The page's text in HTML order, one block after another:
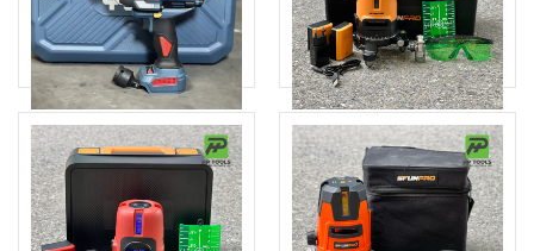
Thêm giỏ hàng Thêm giỏ hàng
Máy vặn bu lông dùng pin
20V YUPAI YP20-W1500M
5.990.000đ
Chọn sản phẩm
Máy cân mực 5 tia
SFUNPRO SF 7905SD
1.770.000đ
Thêm giỏ hàng